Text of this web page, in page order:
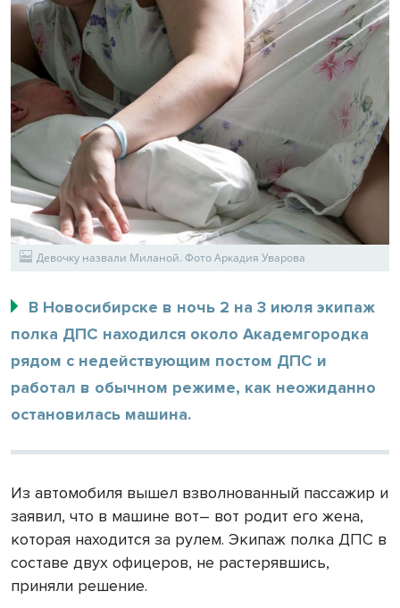
Девочку назвали Миланой. Фото Аркадия Уварова
В Новосибирске в ночь 2 на 3 июля экипаж
полка ДПС находился около Академгородка
рядом с недействующим постом ДПС и
работал в обычном режиме, как неожиданно
остановилась машина.
Из автомобиля вышел взволнованный пассажир и
заявил, что в машине вот– вот родит его жена,
которая находится за рулем. Экипаж полка ДПС в
составе двух офицеров, не растерявшись,
приняли решение.